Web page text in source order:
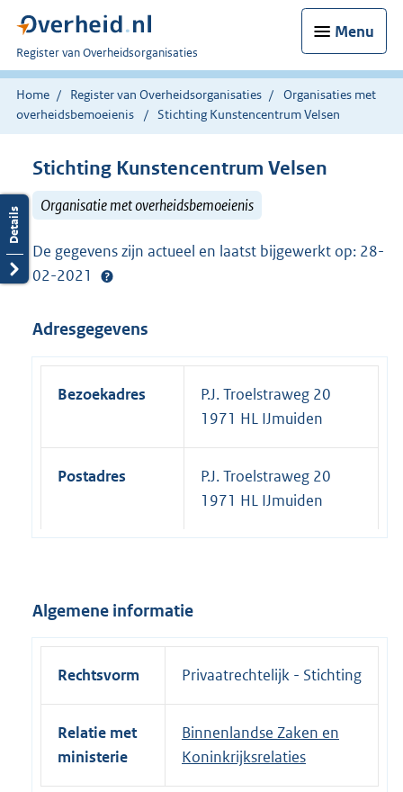
Menu
U
bent
nu
hier:
Register van Overheidsorganisaties
Home Register van Overheidsorganisaties
Organisaties met
overheidsbemoeienis
Stichting Kunstencentrum Velsen
Stichting Kunstencentrum Velsen
Organisatie met overheidsbemoeienis
De gegevens zijn actueel en laatst bijgewerkt op: 28-
02-2021
Adresgegevens
Bezoekadres
P.J. Troelstraweg 20
1971 HL IJmuiden
Postadres
P.J. Troelstraweg 20
1971 HL IJmuiden
Algemene informatie
Rechtsvorm Privaatrechtelijk - Stichting
Relatie met
ministerie
Binnenlandse Zaken en
Koninkrijksrelaties